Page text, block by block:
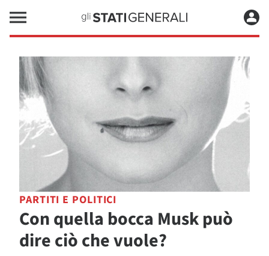
PARTITI E POLITICI
Con quella bocca Musk può
dire ciò che vuole?